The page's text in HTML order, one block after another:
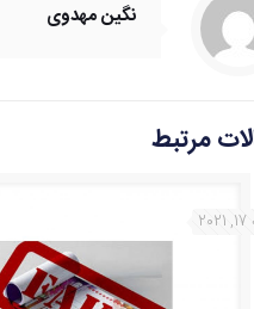
نگین مهدوی
مرتبط